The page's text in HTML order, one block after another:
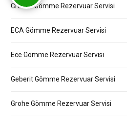
Creavit Gömme Rezervuar Servisi
ECA Gömme Rezervuar Servisi
Ece Gömme Rezervuar Servisi
Geberit Gömme Rezervuar Servisi
Grohe Gömme Rezervuar Servisi